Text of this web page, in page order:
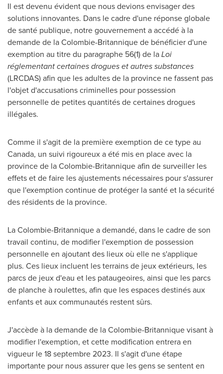
Il est devenu évident que nous devions envisager des
solutions innovantes. Dans le cadre d'une réponse globale
de santé publique, notre gouvernement a accédé à la
demande de la Colombie-Britannique de bénéficier d'une
exemption au titre du paragraphe 56(1) de laLoi
réglementant certaines drogues et autres substances
(LRCDAS) afin que les adultes de la province ne fassent pas
l'objet d'accusations criminelles pour possession
personnelle de petites quantités de certaines drogues
illégales.
Comme il s'agit de la première exemption de ce type au
Canada, un suivi rigoureux a été mis en place avec la
province de la Colombie-Britannique afin de surveiller les
effets et de faire les ajustements nécessaires pour s'assurer
que l'exemption continue de protéger la santé et la sécurité
des résidents de la province.
La Colombie-Britannique a demandé, dans le cadre de son
travail continu, de modifier l'exemption de possession
personnelle en ajoutant des lieux où elle ne s'applique
plus. Ces lieux incluent les terrains de jeux extérieurs, les
parcs de jeux d'eau et les pataugeoires, ainsi que les parcs
de planche à roulettes, afin que les espaces destinés aux
enfants et aux communautés restent sûrs.
J'accède à la demande de la Colombie-Britannique visant à
modifier l'exemption, et cette modification entrera en
vigueur le 18 septembre 2023. Il s'agit d'une étape
importante pour nous assurer que les gens se sentent en